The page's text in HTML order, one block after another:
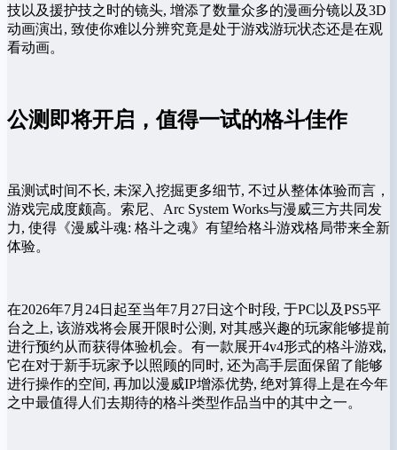
技以及援护技之时的镜头, 增添了数量众多的漫画分镜以及3D
动画演出, 致使你难以分辨究竟是处于游戏游玩状态还是在观
看动画。
公测即将开启，值得一试的格斗佳作
虽测试时间不长, 未深入挖掘更多细节, 不过从整体体验而言，
游戏完成度颇高。索尼、Arc System Works与漫威三方共同发
力, 使得《漫威斗魂: 格斗之魂》有望给格斗游戏格局带来全新
体验。
在2026年7月24日起至当年7月27日这个时段, 于PC以及PS5平
台之上, 该游戏将会展开限时公测, 对其感兴趣的玩家能够提前
进行预约从而获得体验机会。有一款展开4v4形式的格斗游戏,
它在对于新手玩家予以照顾的同时, 还为高手层面保留了能够
进行操作的空间, 再加以漫威IP增添优势, 绝对算得上是在今年
之中最值得人们去期待的格斗类型作品当中的其中之一。